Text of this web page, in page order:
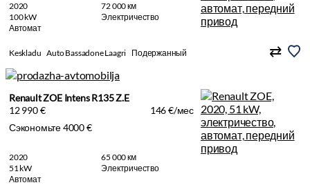
2020
72 000 км
100 kW
Электричество
Автомат
Keskladu Auto Bassadone Laagri Подержанный
Renault ZOE Intens R135 Z.E
12 990 €
146 €/мес
Сэкономьте 4000 €
2020
65 000 км
51 kW
Электричество
Автомат